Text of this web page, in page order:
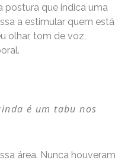
postura que indica uma
a estimular quem está
olhar, tom de voz,
é um tabu nos
área. Nunca houveram